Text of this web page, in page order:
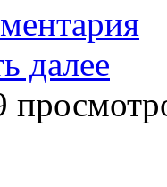
далее